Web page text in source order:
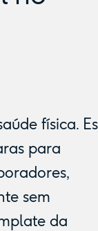
física.
para
sem
da